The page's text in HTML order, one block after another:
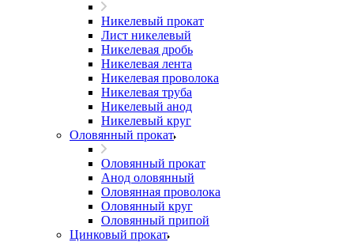
Никелевый прокат
Лист никелевый
Никелевая дробь
Никелевая лента
Никелевая проволока
Никелевая труба
Никелевый анод
Никелевый круг
Оловянный прокат
Оловянный прокат
Анод оловянный
Оловянная проволока
Оловянный круг
Оловянный припой
Цинковый прокат